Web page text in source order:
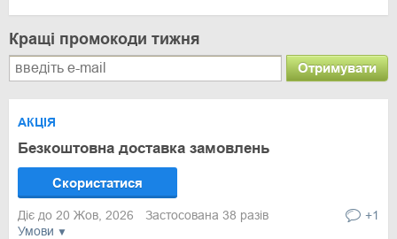
Кращі промокоди тижня
Отримувати
Умови
АКЦІЯ
Безкоштовна доставка замовлень
Скористатися
Діє до 20 Жов, 2026 Застосована 38 разів +1